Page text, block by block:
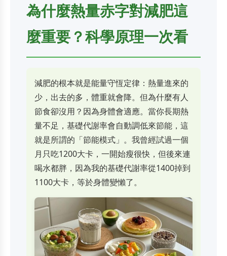
為什麼熱量赤字對減肥這
麼重要？科學原理一次看
減肥的根本就是能量守恆定律：熱量進來的
少，出去的多，體重就會降。但為什麼有人
節食卻沒用？因為身體會適應。當你長期熱
量不足，基礎代謝率會自動調低來節能，這
就是所謂的「節能模式」。我曾經試過一個
月只吃1200大卡，一開始瘦很快，但後來連
喝水都胖，因為我的基礎代謝率從1400掉到
1100大卡，等於身體變懶了。